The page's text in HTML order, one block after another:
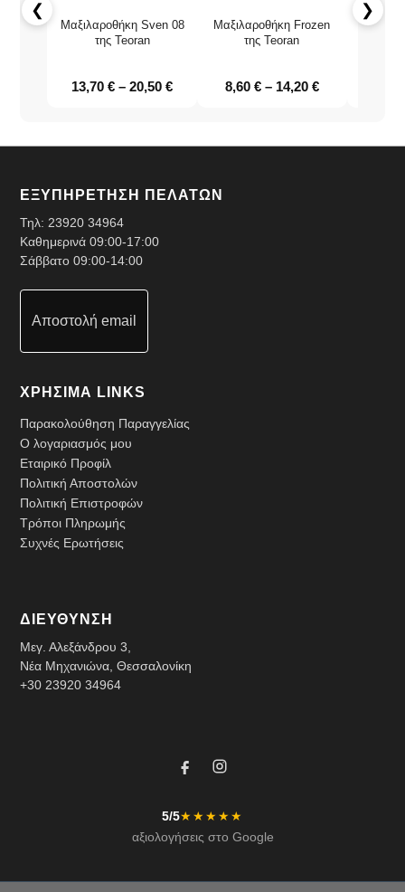
❮
Μαξιλαροθήκη Sven 08
της Teoran
13,70€ – 20,50€
Μαξιλαροθήκη Frozen
της Teoran
8,60 € – 14,20 €
❯
ΕΞΥΠΗΡΕΤΗΣΗ ΠΕΛΑΤΩΝ
Τηλ:23920 34964
Καθημερινά 09:00-17:00
Σάββατο 09:00-14:00
Αποστολή email
ΧΡΗΣΙΜΑ LINKS
Παρακολούθηση Παραγγελίας
Ο λογαριασμός μου
Εταιρικό Προφίλ
Πολιτική Αποστολών
Πολιτική Επιστροφών
Τρόποι Πληρωμής
Συχνές Ερωτήσεις
ΔΙΕΥΘΥΝΣΗ
Μεγ. Αλεξάνδρου 3,
Νέα Μηχανιώνα, Θεσσαλονίκη
+30 23920 34964
5/5★★★★★
αξιολογήσεις στο Google